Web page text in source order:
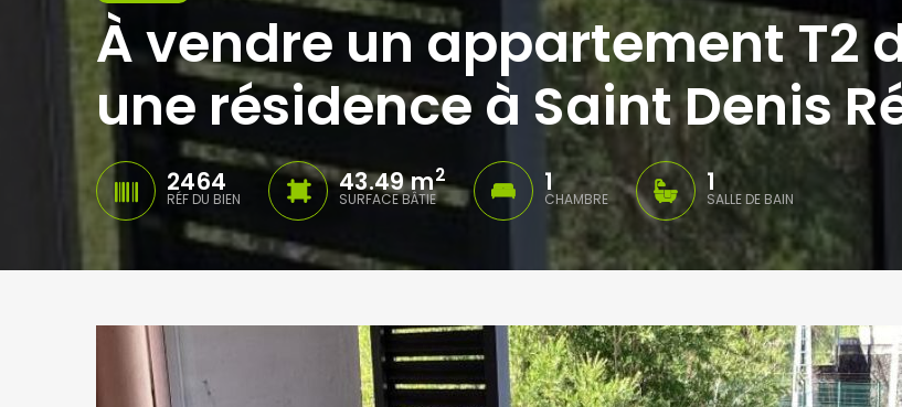
À vendre un appartement T2
une résidence à Saint Denis
2464
RÉF DU BIEN
43.49 m2
SURFACE BÂTIE
1
CHAMBRE
1
SALLE DE BAIN